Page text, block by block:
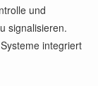
und
signalisieren.
integriert